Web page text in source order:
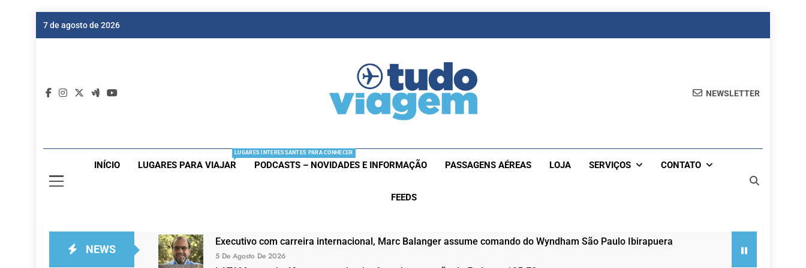
7 de agosto de 2026
NEWSLETTER
INÍCIO LUGARES PARA VIAJAR
LUGARES INTERESSANTES PARA CONHECER
PODCASTS – NOVIDADES E INFORMAÇÃO PASSAGENS AÉREAS LOJA SERVIÇOS CONTATO
FEEDS
NEWS
Executivo com carreira internacional, Marc Balanger assume comando do Wyndham São Paulo Ibirapuera
5 De Agosto De 2026